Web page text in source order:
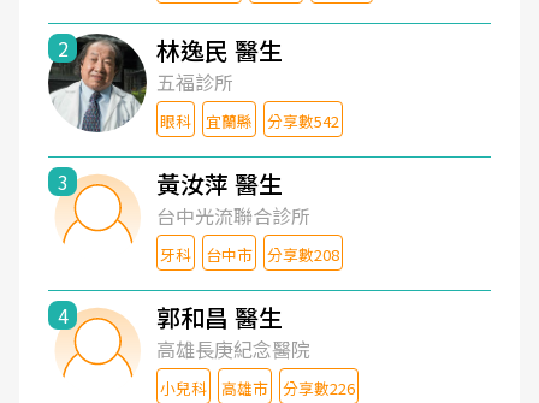
2 林逸民 醫生
五福診所
眼科 宜蘭縣 分享數542
3 黃汝萍 醫生
台中光流聯合診所
牙科 台中市 分享數208
4 郭和昌 醫生
高雄長庚紀念醫院
小兒科 高雄市 分享數226